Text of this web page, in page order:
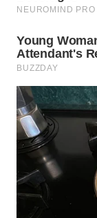
KARAWANG
WN
BEKASI
WN
BOGOR
WN
DEPOK
WN
TAPANULI